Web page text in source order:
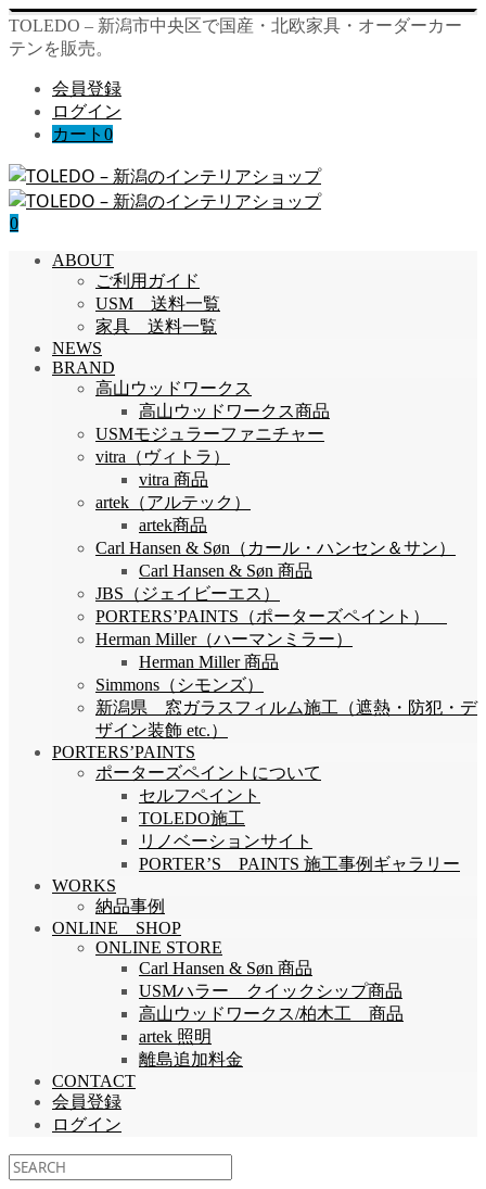
TOLEDO – 新潟市中央区で国産・北欧家具・オーダーカー
テンを販売。
会員登録
ログイン
カート 0
0
ABOUT
ご利用ガイド
USM 送料一覧
家具 送料一覧
NEWS
BRAND
高山ウッドワークス
高山ウッドワークス商品
USMモジュラーファニチャー
vitra（ヴィトラ）
vitra 商品
artek（アルテック）
artek商品
Carl Hansen & Søn（カール・ハンセン＆サン）
Carl Hansen & Søn 商品
JBS（ジェイビーエス）
PORTERS’PAINTS（ポーターズペイント）
Herman Miller（ハーマンミラー）
Herman Miller 商品
Simmons（シモンズ）
新潟県 窓ガラスフィルム施工（遮熱・防犯・デ
ザイン装飾 etc.）
PORTERS’PAINTS
ポーターズペイントについて
セルフペイント
TOLEDO施工
リノベーションサイト
PORTER’S PAINTS 施工事例ギャラリー
WORKS
納品事例
ONLINE SHOP
ONLINE STORE
Carl Hansen & Søn 商品
USMハラー クイックシップ商品
高山ウッドワークス/柏木工 商品
artek 照明
離島追加料金
CONTACT
会員登録
ログイン